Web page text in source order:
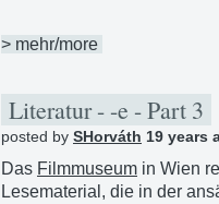
> mehr/more
Literatur - -e - Part 3
posted by SHorváth 19 years
Das Filmmuseum in Wien
Lesematerial, die in der